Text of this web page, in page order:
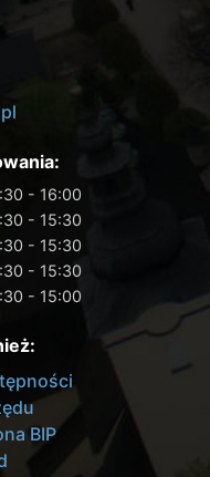
- 16:00
- 15:30
- 15:30
- 15:30
- 15:00
BIP